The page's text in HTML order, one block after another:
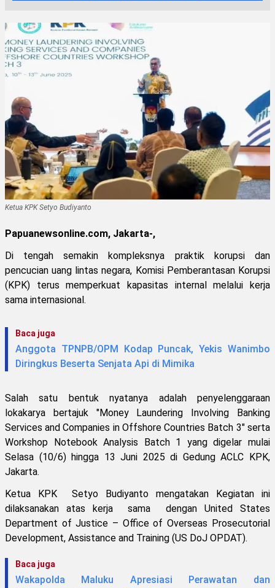
Ketua KPK Setyo Budiyanto
Papuanewsonline.com, Jakarta-,
Di tengah semakin kompleksnya praktik korupsi dan
pencucian uang lintas negara, Komisi Pemberantasan Korupsi
(KPK) terus memperkuat kapasitas internal melalui kerja
sama internasional.
Baca juga
Anggota TPNPB/OPM Kodap Puncak, Yekis Wanimbo
Diringkus Beserta Senjata Api di Mimika
Salah satu bentuk nyatanya adalah penyelenggaraan
lokakarya bertajuk "Money Laundering Involving Banking
Services and Companies in Offshore Countries Batch 3" serta
Workshop Notebook Analysis Batch 1 yang digelar mulai
Selasa (10/6) hingga 13 Juni 2025 di Gedung ACLC KPK,
Jakarta.
Ketua KPK Setyo Budiyanto mengatakan Kegiatan ini
dilaksanakan atas kerja sama dengan United States
Department of Justice – Office of Overseas Prosecutorial
Development, Assistance and Training (US DoJ OPDAT).
Baca juga
Wakapolda Maluku Apresiasi Perawatan dan